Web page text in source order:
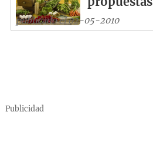
publicado el 02-05-2010
Publicidad